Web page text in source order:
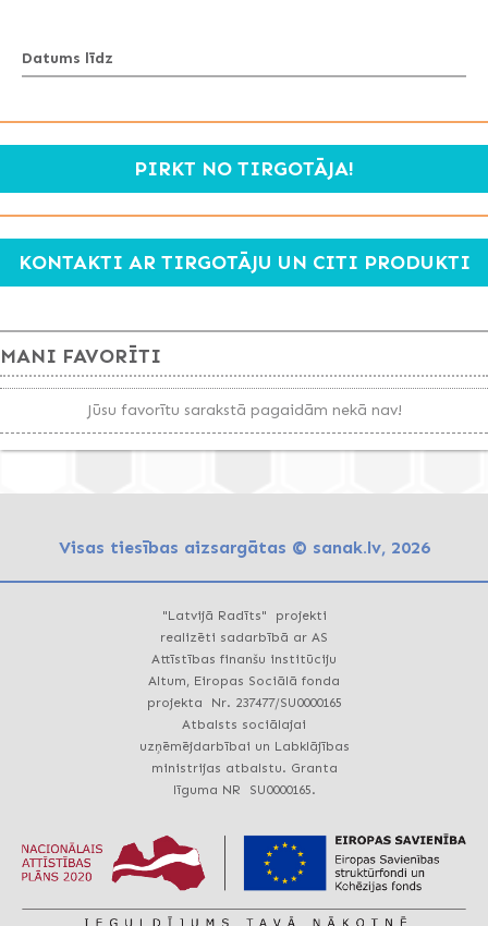
Datums līdz
PIRKT NO TIRGOTĀJA!
KONTAKTI AR TIRGOTĀJU UN CITI PRODUKTI
MANI FAVORĪTI
Jūsu favorītu sarakstā pagaidām nekā nav!
Visas tiesības aizsargātas © sanak.lv, 2026
"Latvijā Radīts" projekti
realizēti sadarbībā ar AS
Attīstības finanšu institūciju
Altum, Eiropas Sociālā fonda
projekta Nr. 237477/SU0000165
Atbalsts sociālajai
uzņēmējdarbībai un Labklājības
ministrijas atbalstu. Granta
līguma NR SU0000165.